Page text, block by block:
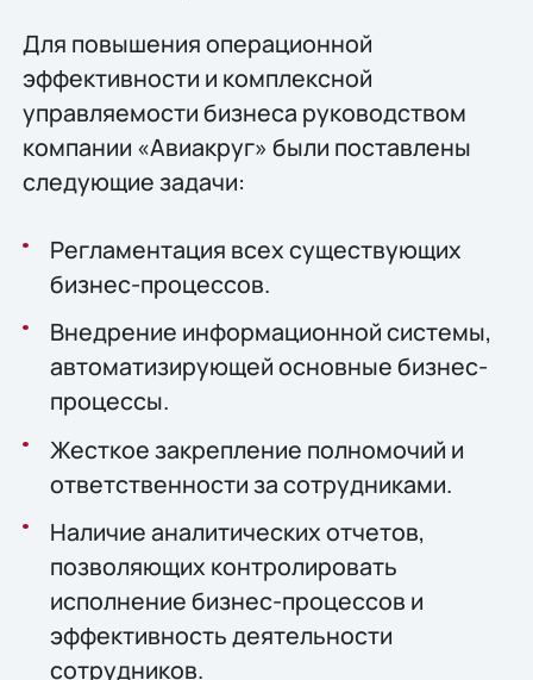
Для повышения операционной
эффективности и комплексной
управляемости бизнеса руководством
компании «Авиакруг» были поставлены
следующие задачи:
Регламентация всех существующих
бизнес-процессов.
Внедрение информационной системы,
автоматизирующей основные бизнес-
процессы.
Жесткое закрепление полномочий и
ответственности за сотрудниками.
Наличие аналитических отчетов,
позволяющих контролировать
исполнение бизнес-процессов и
эффективность деятельности
сотрудников.